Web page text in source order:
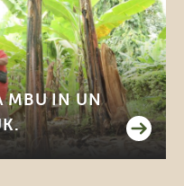
MBU IN UN